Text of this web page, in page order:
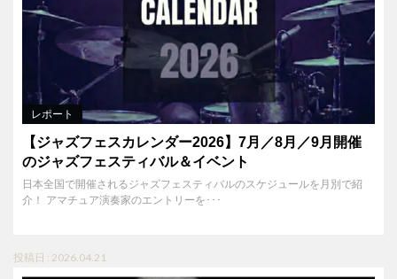
レポート
【ジャズフェスカレンダー2026】7月／8月／9月開催
のジャズフェスティバル＆イベント
日本全国で開催されるジャズフェスティバルのスケジュールを月別で紹
介！ アマチュア演奏家のエントリーを･･･
投稿日 : 2026.04.21